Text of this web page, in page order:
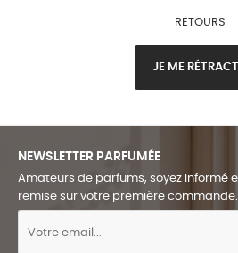
RETOURS
JE ME
NEWSLETTER PARFUMÉE
Amateurs de parfums, soyez informé
remise sur votre première commande.